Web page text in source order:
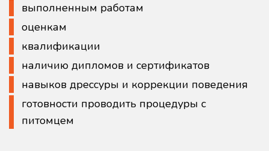
выполненным работам
оценкам
квалификации
наличию дипломов и сертификатов
навыков дрессуры и коррекции поведения
готовности проводить процедуры с
питомцем